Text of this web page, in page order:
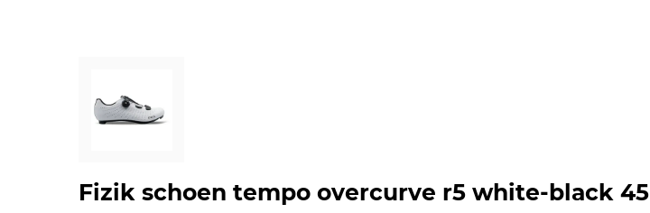
Fizik schoen tempo overcurve r5 white-black 45